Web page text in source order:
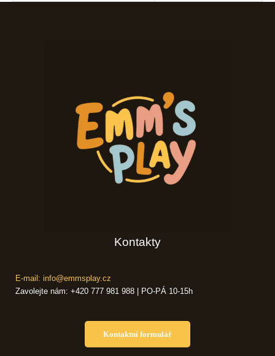
Kontakty
E-mail: info@emmsplay.cz
Zavolejte nám: +420 777 981 988 | PO-PÁ 10-15h
Kontaktní formulář